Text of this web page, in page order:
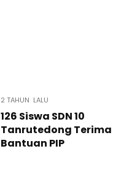
2 TAHUN LALU
126 Siswa SDN 10
Tanrutedong Terima
Bantuan PIP